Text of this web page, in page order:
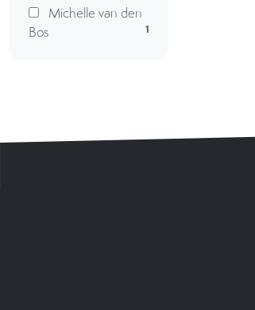
Michelle van den
Bos
1